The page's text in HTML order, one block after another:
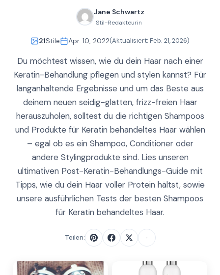
Jane Schwartz
Stil-Redakteurin
21Stile Apr. 10, 2022(Aktualisiert: Feb. 21, 2026)
Du möchtest wissen, wie du dein Haar nach einer
Keratin-Behandlung pflegen und stylen kannst? Für
langanhaltende Ergebnisse und um das Beste aus
deinem neuen seidig-glatten, frizz-freien Haar
herauszuholen, solltest du die richtigen Shampoos
und Produkte für Keratin behandeltes Haar wählen
– egal ob es ein Shampoo, Conditioner oder
andere Stylingprodukte sind. Lies unseren
ultimativen Post-Keratin-Behandlungs-Guide mit
Tipps, wie du dein Haar voller Protein hältst, sowie
unsere ausführlichen Tests der besten Shampoos
für Keratin behandeltes Haar.
Teilen: